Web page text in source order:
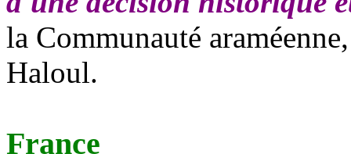
la Communauté
Haloul.
France